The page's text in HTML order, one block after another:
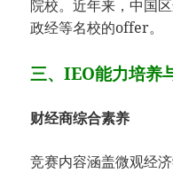
院校。近年来，中国
政经等名校的offer。
三、IEO能力培养
财经商综合素养
竞赛内容涵盖微观经